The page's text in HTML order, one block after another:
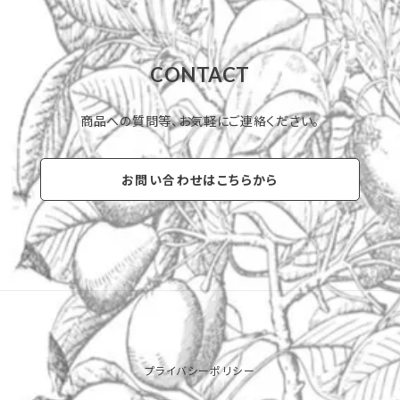
CONTACT
商品への質問等、お気軽にご連絡ください。
お問い合わせはこちらから
プライバシーポリシー